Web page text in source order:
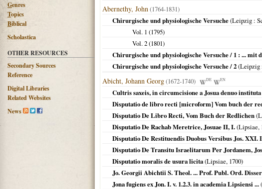
Genres
Topics
Biblical
Scholastica
OTHER RESOURCES
Secondary Sources
Reference
Digital Libraries
Related Websites
News
Abernethy, John(1764-1831)
Chirurgische und physiologische Versuche(Leipzig :
Vol. 1 (1795)
Vol. 2 (1801)
Chirurgische und physiologische Versuche / 1 : ... mit
Chirurgische und physiologische Versuche / 2(Leipzig
Abicht, Johann Georg(1672-1740) DE EN
Cultris saxeis, in circumcisione a Josua denuo
Disputatio de libro recti [microform] Vom buch der
Disputatio De Libro Recti, Vom Buch der Redlichen(
Disputatio De Rachab Meretrice, Josuae II, I.(Lipsiae,
Disputatio De Restituendis Duobus Versibus Jos.
Disputatio De Transitu Israelitarum Per Jordanem,
Disputatio moralis de usura licita(Lipsiae, 1700)
Jo. Georgii Abichtii S. Theol. ... Prof. Publ. Ord.
Jona fugiens ex Jon. I. v. 1.2.3. in academia Lipsiensi ...(